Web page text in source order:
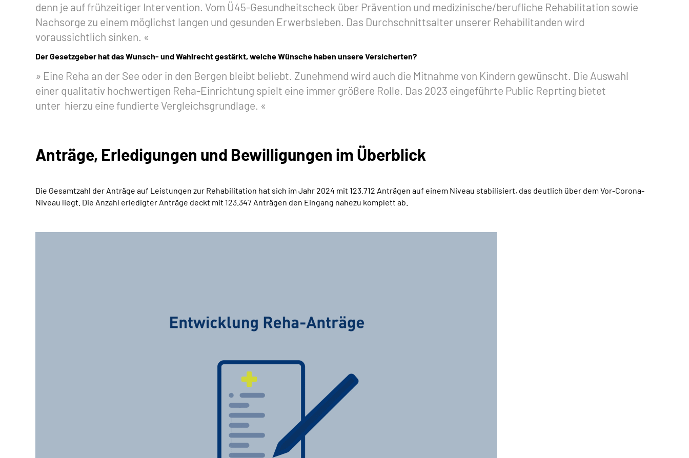
denn je auf frühzeitiger Intervention. Vom Ü45-Gesundheitscheck über Prävention und medizinische/berufliche Rehabilitation sowie
Nachsorge zu einem möglichst langen und gesunden Erwerbsleben. Das Durchschnittsalter unserer Rehabilitanden wird
voraussichtlich sinken.
Der Gesetzgeber hat das Wunsch- und Wahlrecht gestärkt, welche Wünsche haben unsere Versicherten?
Eine Reha an der See oder in den Bergen bleibt beliebt. Zunehmend wird auch die Mitnahme von Kindern gewünscht. Die Auswahl
einer qualitativ hochwertigen Reha-Einrichtung spielt eine immer größere Rolle. Das 2023 eingeführte Public Reprting bietet
unter hierzu eine fundierte Vergleichsgrundlage.
Anträge, Erledigungen und Bewilligungen im Überblick
Die Gesamtzahl der Anträge auf Leistungen zur Rehabilitation hat sich im Jahr 2024 mit 123.712 Anträgen auf einem Niveau stabilisiert, das deutlich über dem Vor-Corona-
Niveau liegt. Die Anzahl erledigter Anträge deckt mit 123.347 Anträgen den Eingang nahezu komplett ab.